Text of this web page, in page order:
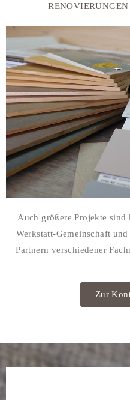
Auch größere Projekte sind
Werkstatt-Gemeinschaft
Partnern verschiedener
Zur